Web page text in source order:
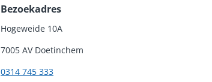
Bezoekadres
Hogeweide 10A
7005 AV Doetinchem
0314 745 333